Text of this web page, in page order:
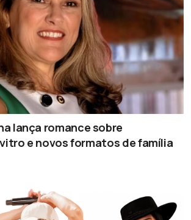
lança romance sobre
e novos formatos de família